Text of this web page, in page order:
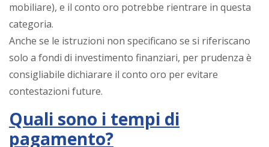
mobiliare), e il conto oro potrebbe rientrare in questa
categoria.
Anche se le istruzioni non specificano se si riferiscano
solo a fondi di investimento finanziari, per prudenza è
consigliabile dichiarare il conto oro per evitare
contestazioni future.
Quali sono i tempi di
pagamento?